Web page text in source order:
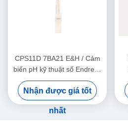
CPS11D 7BA21 E&H / Cảm
biến pH kỹ thuật số Endress
Hauser Instruments Orbisint
12mm bằng thủy tinh PTFE
Nhận được giá tốt
nhất